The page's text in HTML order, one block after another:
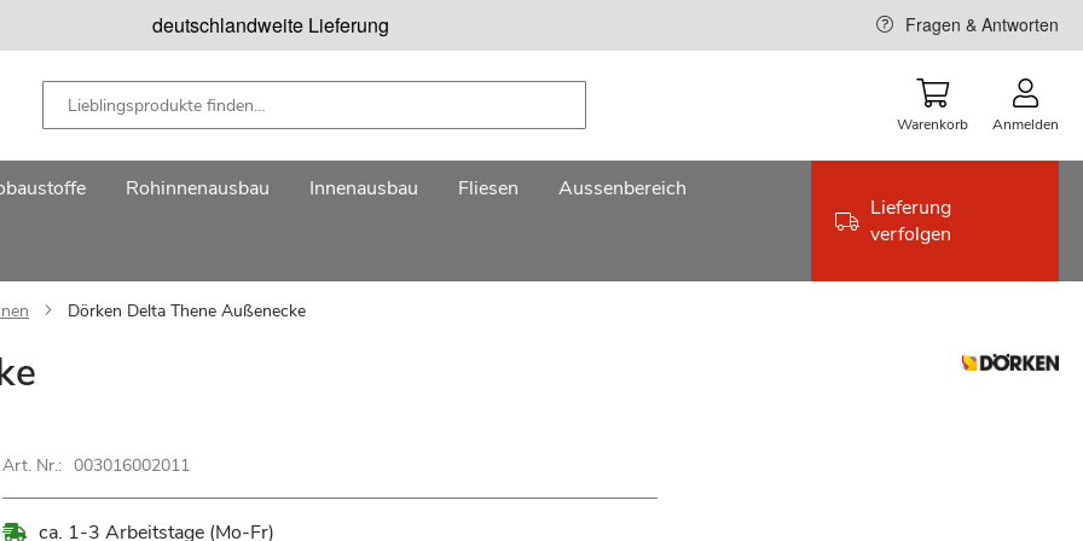
deutschlandweite Lieferung Fragen & Antworten
Warenkorb Anmelden
Rohinnenausbau Innenausbau Fliesen Aussenbereich
Lieferung
verfolgen
Dörken Delta Thene Außenecke
Art. Nr.: 003016002011
ca. 1-3 Arbeitstage (Mo-Fr)